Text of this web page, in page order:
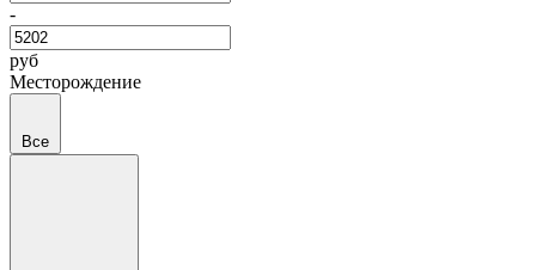
-
руб
Месторождение
Все